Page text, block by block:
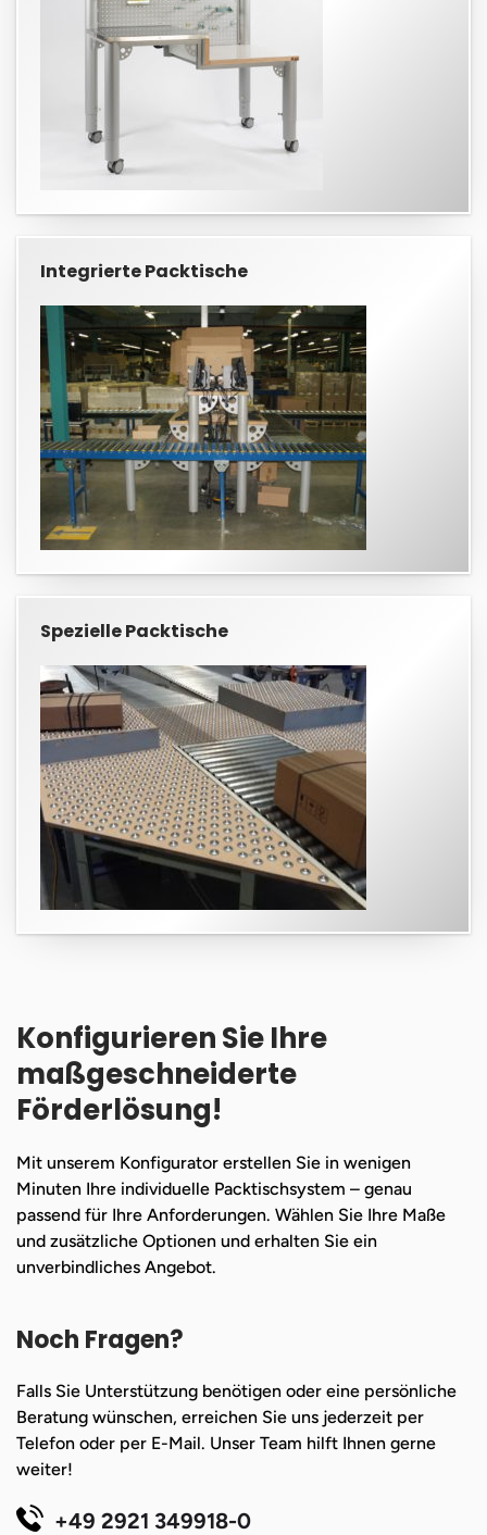
Integrierte Packtische
Spezielle Packtische
Konfigurieren Sie Ihre
maßgeschneiderte
Förderlösung!
Mit unserem Konfigurator erstellen Sie in wenigen
Minuten Ihre individuelle Packtischsystem – genau
passend für Ihre Anforderungen. Wählen Sie Ihre Maße
und zusätzliche Optionen und erhalten Sie ein
unverbindliches Angebot.
Noch Fragen?
Falls Sie Unterstützung benötigen oder eine persönliche
Beratung wünschen, erreichen Sie uns jederzeit per
Telefon oder per E-Mail. Unser Team hilft Ihnen gerne
weiter!
+49 2921 349918-0